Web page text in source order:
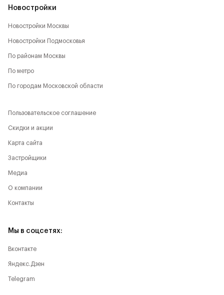
Новостройки
Новостройки Москвы
Новостройки Подмосковья
По районам Москвы
По метро
По городам Московской области
Пользовательское соглашение
Скидки и акции
Карта сайта
Застройщики
Медиа
О компании
Контакты
Мы в соцсетях:
Вконтакте
Яндекс.Дзен
Telegram